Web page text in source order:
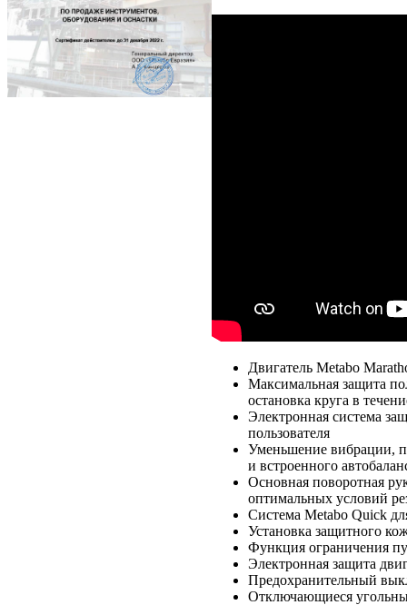
Двигатель Metabo
Максимальная защита
остановка круга в
Электронная система
пользователя
Уменьшение вибрации,
и встроенного
Основная поворотная
оптимальных условий
Система Metabo Quick
Установка защитного
Функция ограничения
Электронная защита
Предохранительный
Отключающиеся